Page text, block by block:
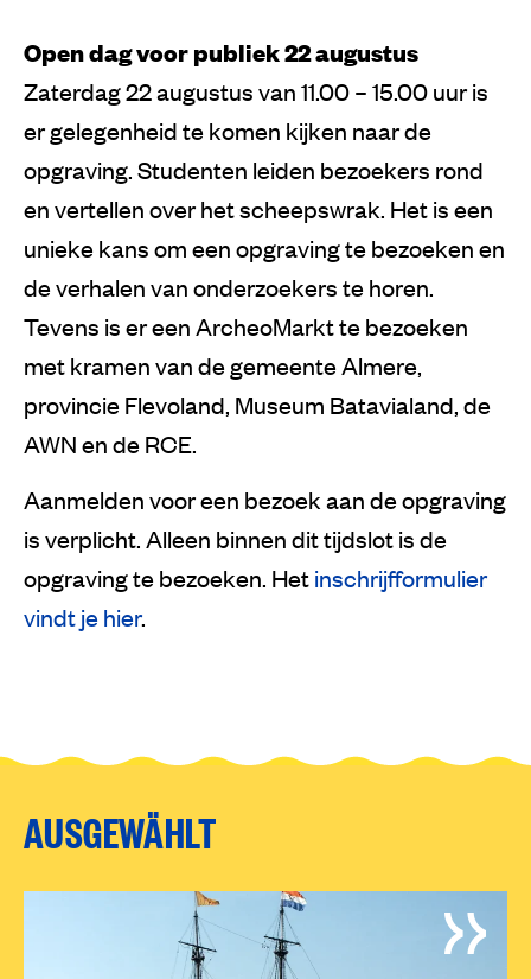
Open dag voor publiek 22 augustus
Zaterdag 22 augustus van 11.00 – 15.00 uur is
er gelegenheid te komen kijken naar de
opgraving. Studenten leiden bezoekers rond
en vertellen over het scheepswrak. Het is een
unieke kans om een opgraving te bezoeken en
de verhalen van onderzoekers te horen.
Tevens is er een ArcheoMarkt te bezoeken
met kramen van de gemeente Almere,
provincie Flevoland, Museum Batavialand, de
AWN en de RCE.
Aanmelden voor een bezoek aan de opgraving
is verplicht. Alleen binnen dit tijdslot is de
opgraving te bezoeken. Hetinschrijfformulier
vindt je hier.
AUSGEWÄHLT